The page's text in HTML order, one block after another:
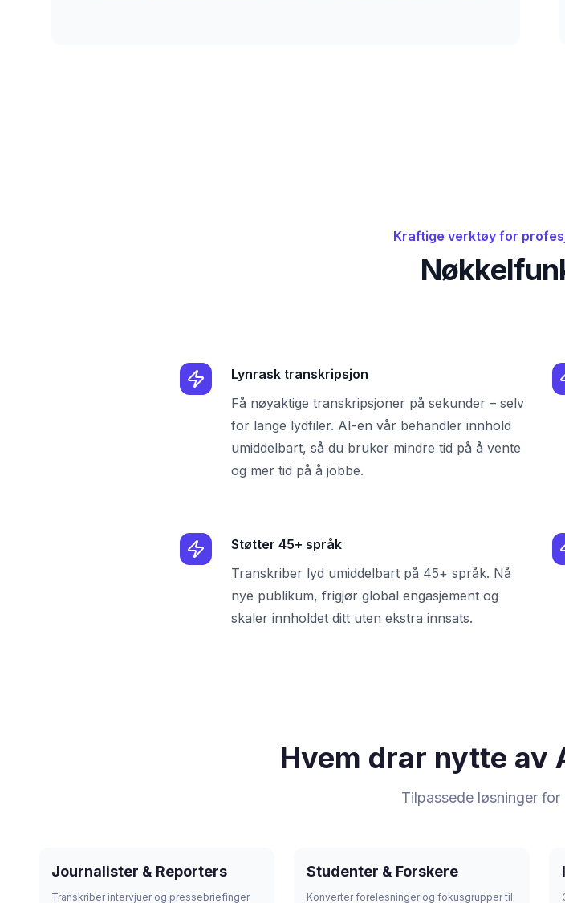
Kraftige verktøy for
Lynrask transkripsjon
Få nøyaktige transkripsjoner på sekunder – selv
for lange lydfiler. AI-en vår behandler innhold
umiddelbart, så du bruker mindre tid på å vente
og mer tid på å jobbe.
Støtter 45+ språk
Transkriber lyd umiddelbart på 45+ språk. Nå
nye publikum, frigjør global engasjement og
skaler innholdet ditt uten ekstra innsats.
Hvem drar nytte av
Tilpassede løsninger
Journalister & Reporters
Transkriber intervjuer og pressebriefinger
Studenter & Forskere
Konverter forelesninger og fokusgrupper til